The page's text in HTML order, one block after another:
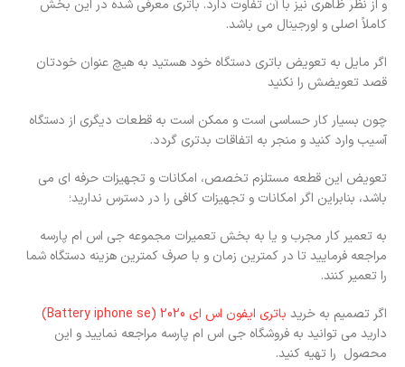
و از نظر ظاهری نیز با آن تفاوت دارد. باتری معرفی شده در این بخش
کاملاً اصلی و اورجینال می باشد.
اگر مایل به تعویض باتری دستگاه خود هستید به هیچ عنوان خودتان
قصد تعویضش را نکنید
چون بسیار کار حساسی است و ممکن است به قطعات دیگری از دستگاه
آسیب وارد کنید و منجر به اتفاقات بدتری گردد.
تعویض این قطعه مستلزم تخصص، امکانات و تجهیزات حرفه ای می
باشد، بنابراین اگر امکانات و تجهیزات کافی را در دسترس ندارید؛
به تعمیر کار مجرب و یا به بخش تعمیرات مجموعه جی اس ام پارسه
مراجعه فرمایید تا در کمترین زمان و با صرف کمترین هزینه دستگاه شما
را تعمیر کنند.
اگر تصمیم به خرید باتری ایفون اس ای 2020 (Battery iphone se)
دارید می توانید به فروشگاه جی اس ام پارسه مراجعه نمایید و این
محصول را تهیه کنید.